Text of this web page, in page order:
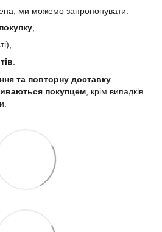
ми можемо запропонувати:
.
та повторну доставку
покупцем , крім випадків